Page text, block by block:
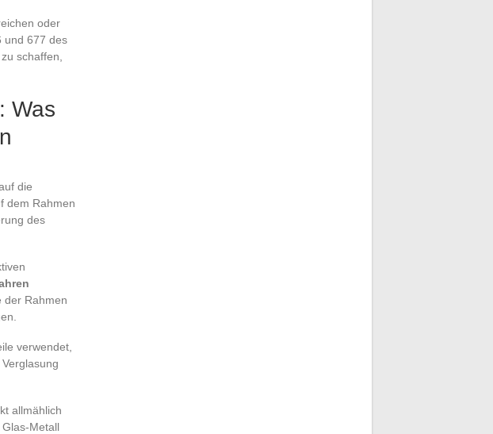
oder
und 677 des
schaffen,
Was
die
dem Rahmen
des
der Rahmen
verwendet,
allmählich
Metall